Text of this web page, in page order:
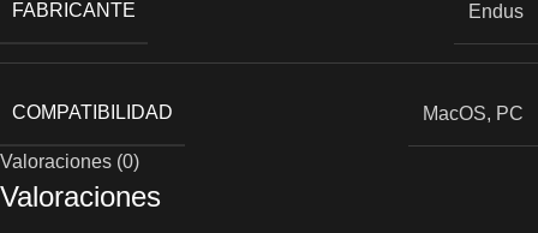
FABRICANTE Endus
COMPATIBILIDAD MacOS, PC
Valoraciones (0)
Valoraciones